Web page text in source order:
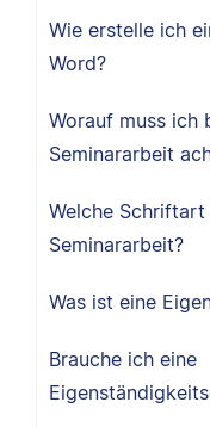
Wie erstelle ich
Word?
Worauf muss ich
Seminararbeit
Welche
Seminararbeit?
Was ist eine
Brauche ich eine